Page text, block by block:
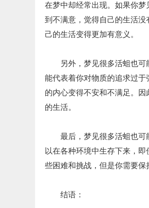
在梦中却经常出现。如果你
到不满意，觉得自己的生活
己的生活变得更加有意义。
另外，梦见很多活蛆也
能代表着你对物质的追求过
的内心变得不安和不满足。
的生活。
最后，梦见很多活蛆也
以在各种环境中生存下来，
些困难和挑战，但是你需要保
结语：